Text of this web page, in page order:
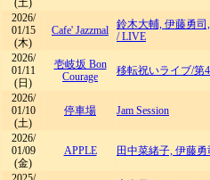
(土)
2026/
01/15
(木)
Cafe' Jazzmal
鈴木大輔, 伊藤勇司
/LIVE
2026/
01/11
(日)
壱岐坂 Bon
Courage
移転祝いライブ/第
2026/
01/10
(土)
停車場 Jam Session
2026/
01/09
(金)
APPLE 田中菜緒子, 伊藤勇